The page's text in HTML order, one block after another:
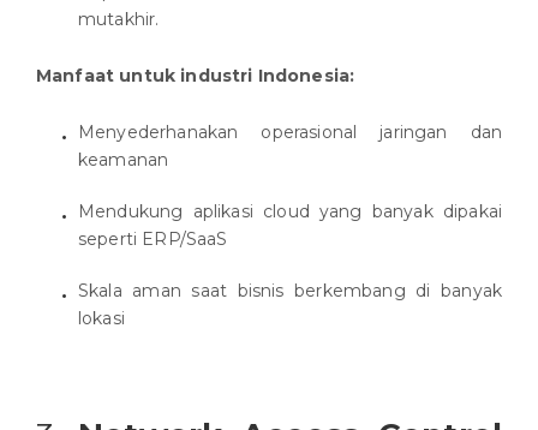
mutakhir.
Manfaat untuk industri Indonesia:
Menyederhanakan operasional jaringan dan
keamanan
Mendukung aplikasi cloud yang banyak dipakai
seperti ERP/SaaS
Skala aman saat bisnis berkembang di banyak
lokasi